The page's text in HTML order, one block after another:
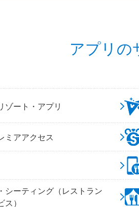
アプリの
ゾート・アプリ
ミアアクセス
シーティング（レストラン
）